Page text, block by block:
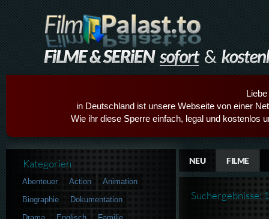
in Deutschland ist unsere Webseite von einer
Wie ihr diese Sperre einfach, legal und kostenlos
NEU FILME
Suchergebnisse:
Kategorien
Abenteuer Action
Animation
Biographie
Dokumentation